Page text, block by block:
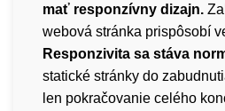
mať responzívny dizajn.
webová stránka prispôsobí
Responzivita sa stáva
statické stránky do
len pokračovanie celého